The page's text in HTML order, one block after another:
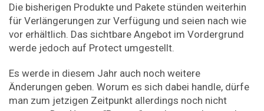
Die bisherigen Produkte und Pakete stünden weiterhin
für Verlängerungen zur Verfügung und seien nach wie
vor erhältlich. Das sichtbare Angebot im Vordergrund
werde jedoch auf Protect umgestellt.
Es werde in diesem Jahr auch noch weitere
Änderungen geben. Worum es sich dabei handle, dürfe
man zum jetzigen Zeitpunkt allerdings noch nicht